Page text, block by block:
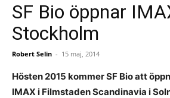
SF Bio öppnar
Stockholm
Robert Selin - 15 maj, 2014
Hösten 2015 kommer SF Bio att
IMAX i Filmstaden Scandinavia i